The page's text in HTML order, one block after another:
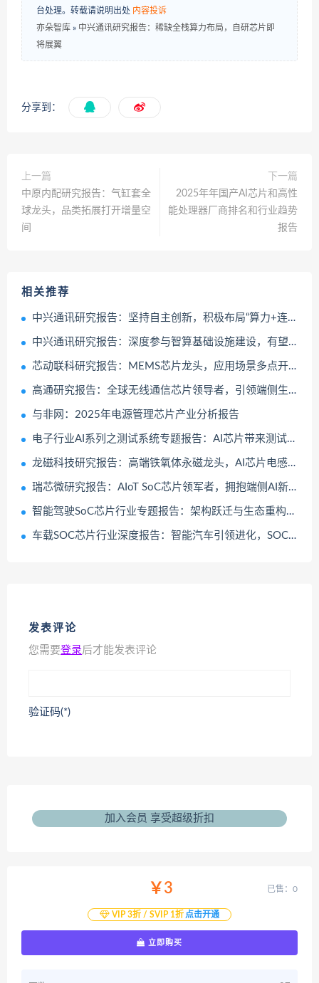
台处理。转载请说明出处 内容投诉
亦朵智库 » 中兴通讯研究报告：稀缺全栈算力布局，自研芯片即
将展翼
分享到：
上一篇
中原内配研究报告：气缸套全
球龙头，品类拓展打开增量空
间
下一篇
2025年年国产AI芯片和高性
能处理器厂商排名和行业趋势
报告
相关推荐
中兴通讯研究报告：坚持自主创新，积极布局“算力+连接”
中兴通讯研究报告：深度参与智算基础设施建设，有望成为国产算力+连接领导者
芯动联科研究报告：MEMS芯片龙头，应用场景多点开花
高通研究报告：全球无线通信芯片领导者，引领端侧生成式AI革命
与非网：2025年电源管理芯片产业分析报告
电子行业AI系列之测试系统专题报告：AI芯片带来测试新需求，国产化水平待进一步提升
龙磁科技研究报告：高端铁氧体永磁龙头，AI芯片电感和车载电感新星
瑞芯微研究报告：AIoT SoC芯片领军者，拥抱端侧AI新机遇
智能驾驶SoC芯片行业专题报告：架构跃迁与生态重构下的国产化机遇
车载SOC芯片行业深度报告：智能汽车引领进化，SOC芯片加速国产化
发表评论
您需要登录后才能发表评论
验证码(*)
加入会员 享受超级折扣
￥3
VIP 3折 / SVIP 1折 点击开通
已售：0
立即购买